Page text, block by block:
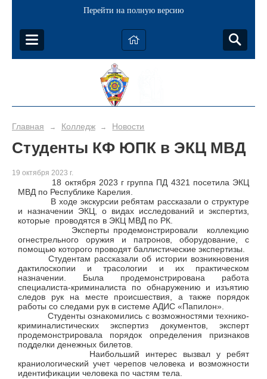
Перейти на полную версию
Главная → Колледж → Новости
Студенты КФ ЮПК в ЭКЦ МВД
19 октября 2023 г.
18 октября 2023 г группа ПД 4321 посетила ЭКЦ
МВД по Республике Карелия.
В ходе экскурсии ребятам рассказали о структуре
и назначении ЭКЦ, о видах исследований и экспертиз,
которые проводятся в ЭКЦ МВД по РК.
Эксперты продемонстрировали коллекцию
огнестрельного оружия и патронов, оборудование, с
помощью которого проводят баллистические экспертизы.
Студентам рассказали об истории возникновения
дактилоскопии и трасологии и их практическом
назначении. Была продемонстрирована работа
специалиста-криминалиста по обнаружению и изъятию
следов рук на месте происшествия, а также порядок
работы со следами рук в системе АДИС «Папилон».
Студенты ознакомились с возможностями технико-
криминалистических экспертиз документов, эксперт
продемонстрировала порядок определения признаков
подделки денежных билетов.
Наибольший интерес вызвал у ребят
краниологический учет черепов человека и возможности
идентификации человека по частям тела.